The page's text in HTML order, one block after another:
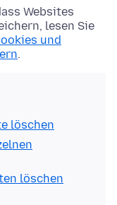
Websites
lesen Sie
und
.
löschen
löschen